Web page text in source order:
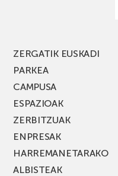
ZERGATIK EUSKADI
PARKEA
CAMPUSA
ESPAZIOAK
ZERBITZUAK
ENPRESAK
HARREMANETARAKO
ALBISTEAK